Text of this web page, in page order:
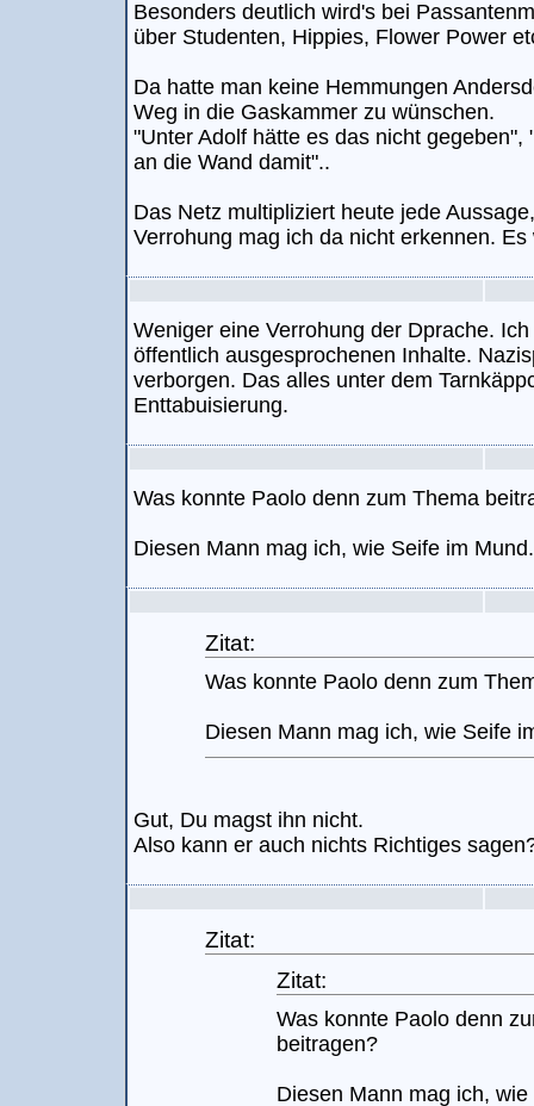
Besonders deutlich wird's bei
über Studenten, Hippies, Flower Power
Da hatte man keine Hemmungen
Weg in die Gaskammer zu wünschen.
"Unter Adolf hätte es das nicht
an die Wand damit"..
Das Netz multipliziert heute jede
Verrohung mag ich da nicht erkennen.
Weniger eine Verrohung der Dprache.
öffentlich ausgesprochenen Inhalte.
verborgen. Das alles unter dem
Enttabuisierung.
Was konnte Paolo denn zum Thema
Diesen Mann mag ich, wie Seife im Mund.
Zitat:
Was konnte Paolo denn zum
Diesen Mann mag ich, wie Seife
Gut, Du magst ihn nicht.
Also kann er auch nichts Richtiges
Zitat:
Zitat:
Was konnte Paolo denn
beitragen?
Diesen Mann mag ich,